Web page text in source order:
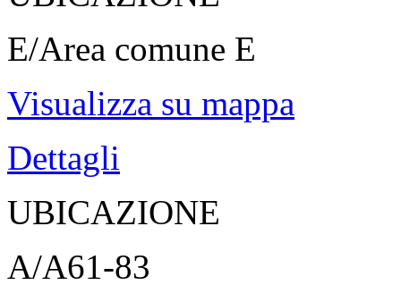
E/Area comune E
Visualizza su mappa
Dettagli
UBICAZIONE
A/A61-83